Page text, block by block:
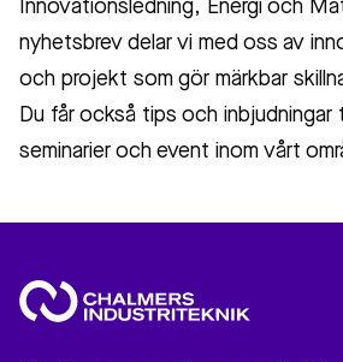
Innovationsledning, Energi och
nyhetsbrev delar vi med oss av
och projekt som gör märkbar
Du får också tips och inbjudningar
seminarier och event inom vårt